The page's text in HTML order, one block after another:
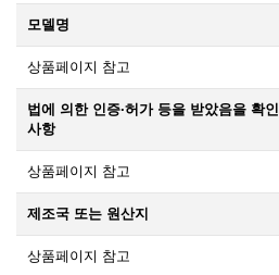
모델명
상품페이지 참고
법에 의한 인증·허가 등을 받았음을 확
사항
상품페이지 참고
제조국 또는 원산지
상품페이지 참고